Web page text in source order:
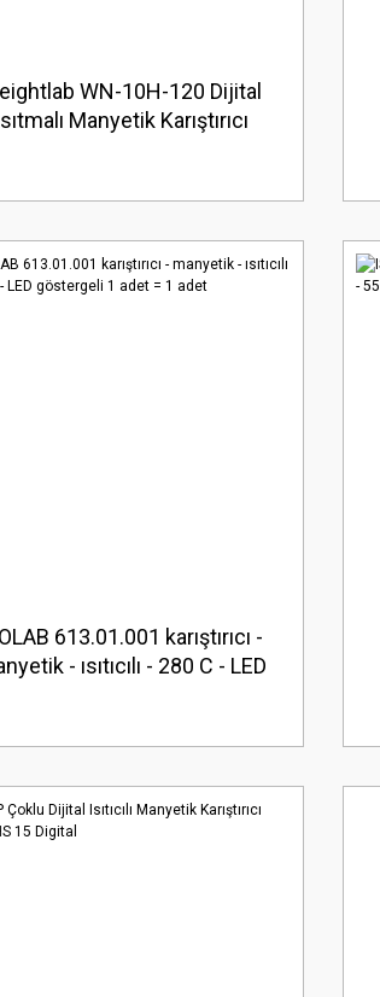
WN-10H-120 Dijital
Manyetik Karıştırıcı
613.01.001 karıştırıcı -
- ısıtıcılı - 280 C - LED